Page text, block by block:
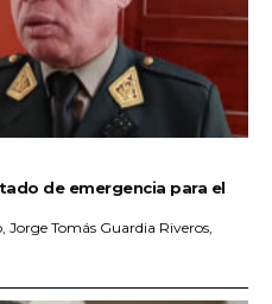
de emergencia para el
Jorge Tomás Guardia Riveros,